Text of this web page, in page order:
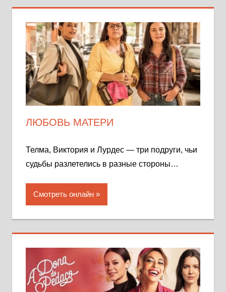
ЛЮБОВЬ МАТЕРИ
Телма, Виктория и Лурдес — три подруги, чьи
судьбы разлетелись в разные стороны…
Смотреть онлайн